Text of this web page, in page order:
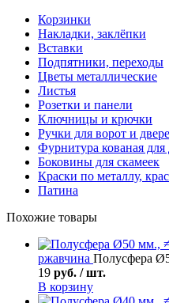
Корзинки
Накладки, заклёпки
Вставки
Подпятники, переходы
Цветы металлические
Листья
Розетки и панели
Ключницы и крючки
Ручки для ворот и
Фурнитура кованая для
Боковины для скамеек
Краски по металлу,
Патина
Похожие товары
ржавчина Полусфера
19 руб. / шт.
В корзину